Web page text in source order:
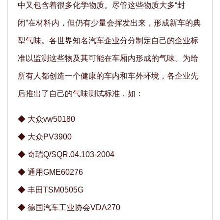
中又包含着很多化学物质。尽管这些物质大多“封
闭”在材料内，但仍有少量会挥发出来，形成新车的典
型气味。各世界知名汽车企业分分制定自己的企业标
准以监测这些物及其可能在车厢内形成的气味。为给
所有人都创造一个健康的车内和车外环境，各企业先
后推出了自己的气味测试标准，如：
◆ 大众vw50180
◆ 大众PV3900
◆ 奇瑞Q/SQR.04.103-2004
◆ 通用GME60276
◆ 丰田TSM0505G
◆ 德国汽车工业协会VDA270